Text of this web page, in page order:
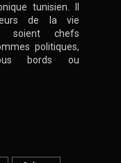
tunisien. Il
de la vie
soient chefs
politiques,
bords ou